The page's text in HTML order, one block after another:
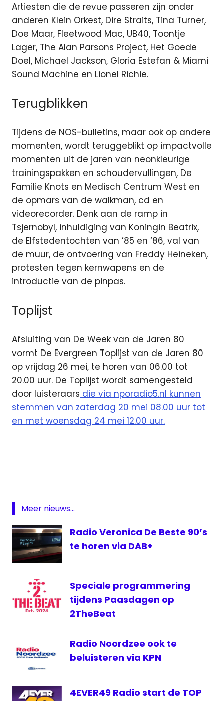
Artiesten die de revue passeren zijn onder
anderen Klein Orkest, Dire Straits, Tina Turner,
Doe Maar, Fleetwood Mac, UB40, Toontje
Lager, The Alan Parsons Project, Het Goede
Doel, Michael Jackson, Gloria Estefan & Miami
Sound Machine en Lionel Richie.
Terugblikken
Tijdens de NOS-bulletins, maar ook op andere
momenten, wordt teruggeblikt op impactvolle
momenten uit de jaren van neonkleurige
trainingspakken en schoudervullingen, De
Familie Knots en Medisch Centrum West en
de opmars van de walkman, cd en
videorecorder. Denk aan de ramp in
Tsjernobyl, inhuldiging van Koningin Beatrix,
de Elfstedentochten van ’85 en ‘86, val van
de muur, de ontvoering van Freddy Heineken,
protesten tegen kernwapens en de
introductie van de pinpas.
Toplijst
Afsluiting van De Week van de Jaren 80
vormt De Evergreen Toplijst van de Jaren 80
op vrijdag 26 mei, te horen van 06.00 tot
20.00 uur. De Toplijst wordt samengesteld
door luisteraars die via nporadio5.nl kunnen
stemmen van zaterdag 20 mei 08.00 uur tot
en met woensdag 24 mei 12.00 uur.
Week
van
de
Jaren
Meer nieuws...
Radio Veronica De Beste 90’s
te horen via DAB+
Speciale programmering
tijdens Paasdagen op
2TheBeat
Radio Noordzee ook te
beluisteren via KPN
4EVER49 Radio start de TOP